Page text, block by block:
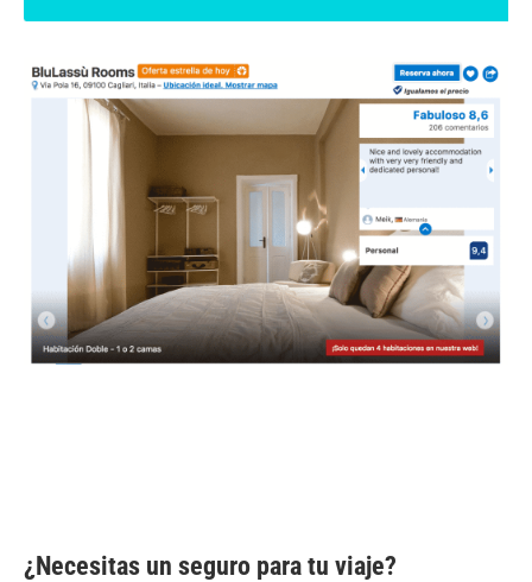
¿Necesitas un seguro para tu viaje?